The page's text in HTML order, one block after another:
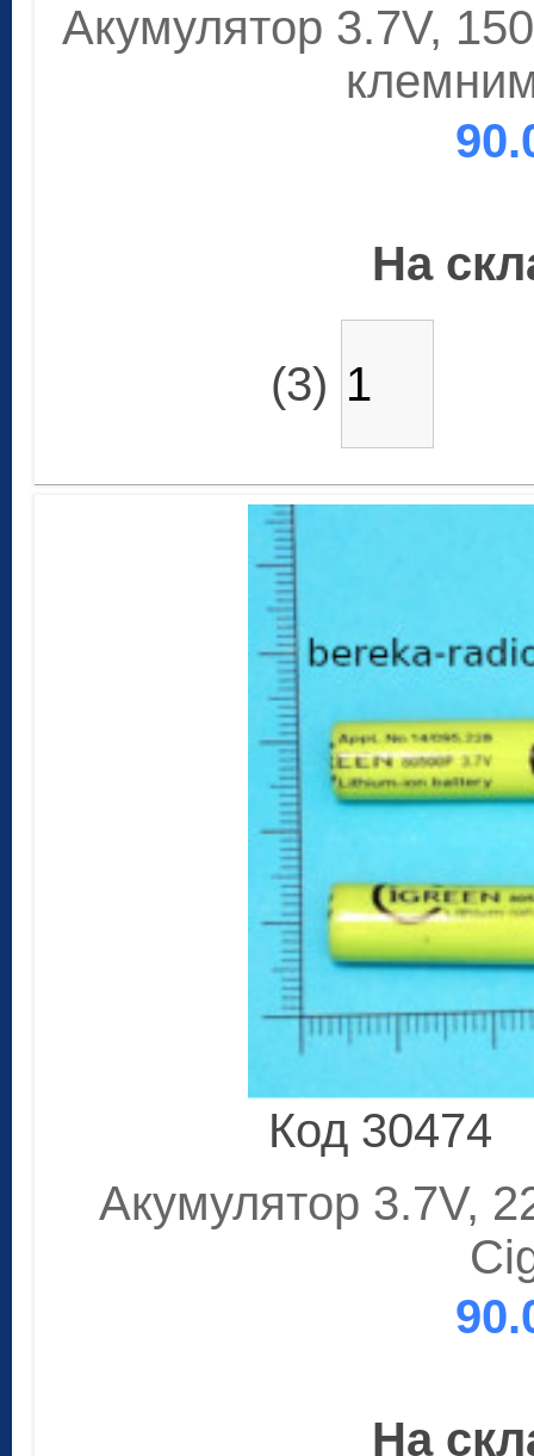
Акумулятор 3.7V,
На
(3)
Код 30474
Акумулятор 3.7V,
На